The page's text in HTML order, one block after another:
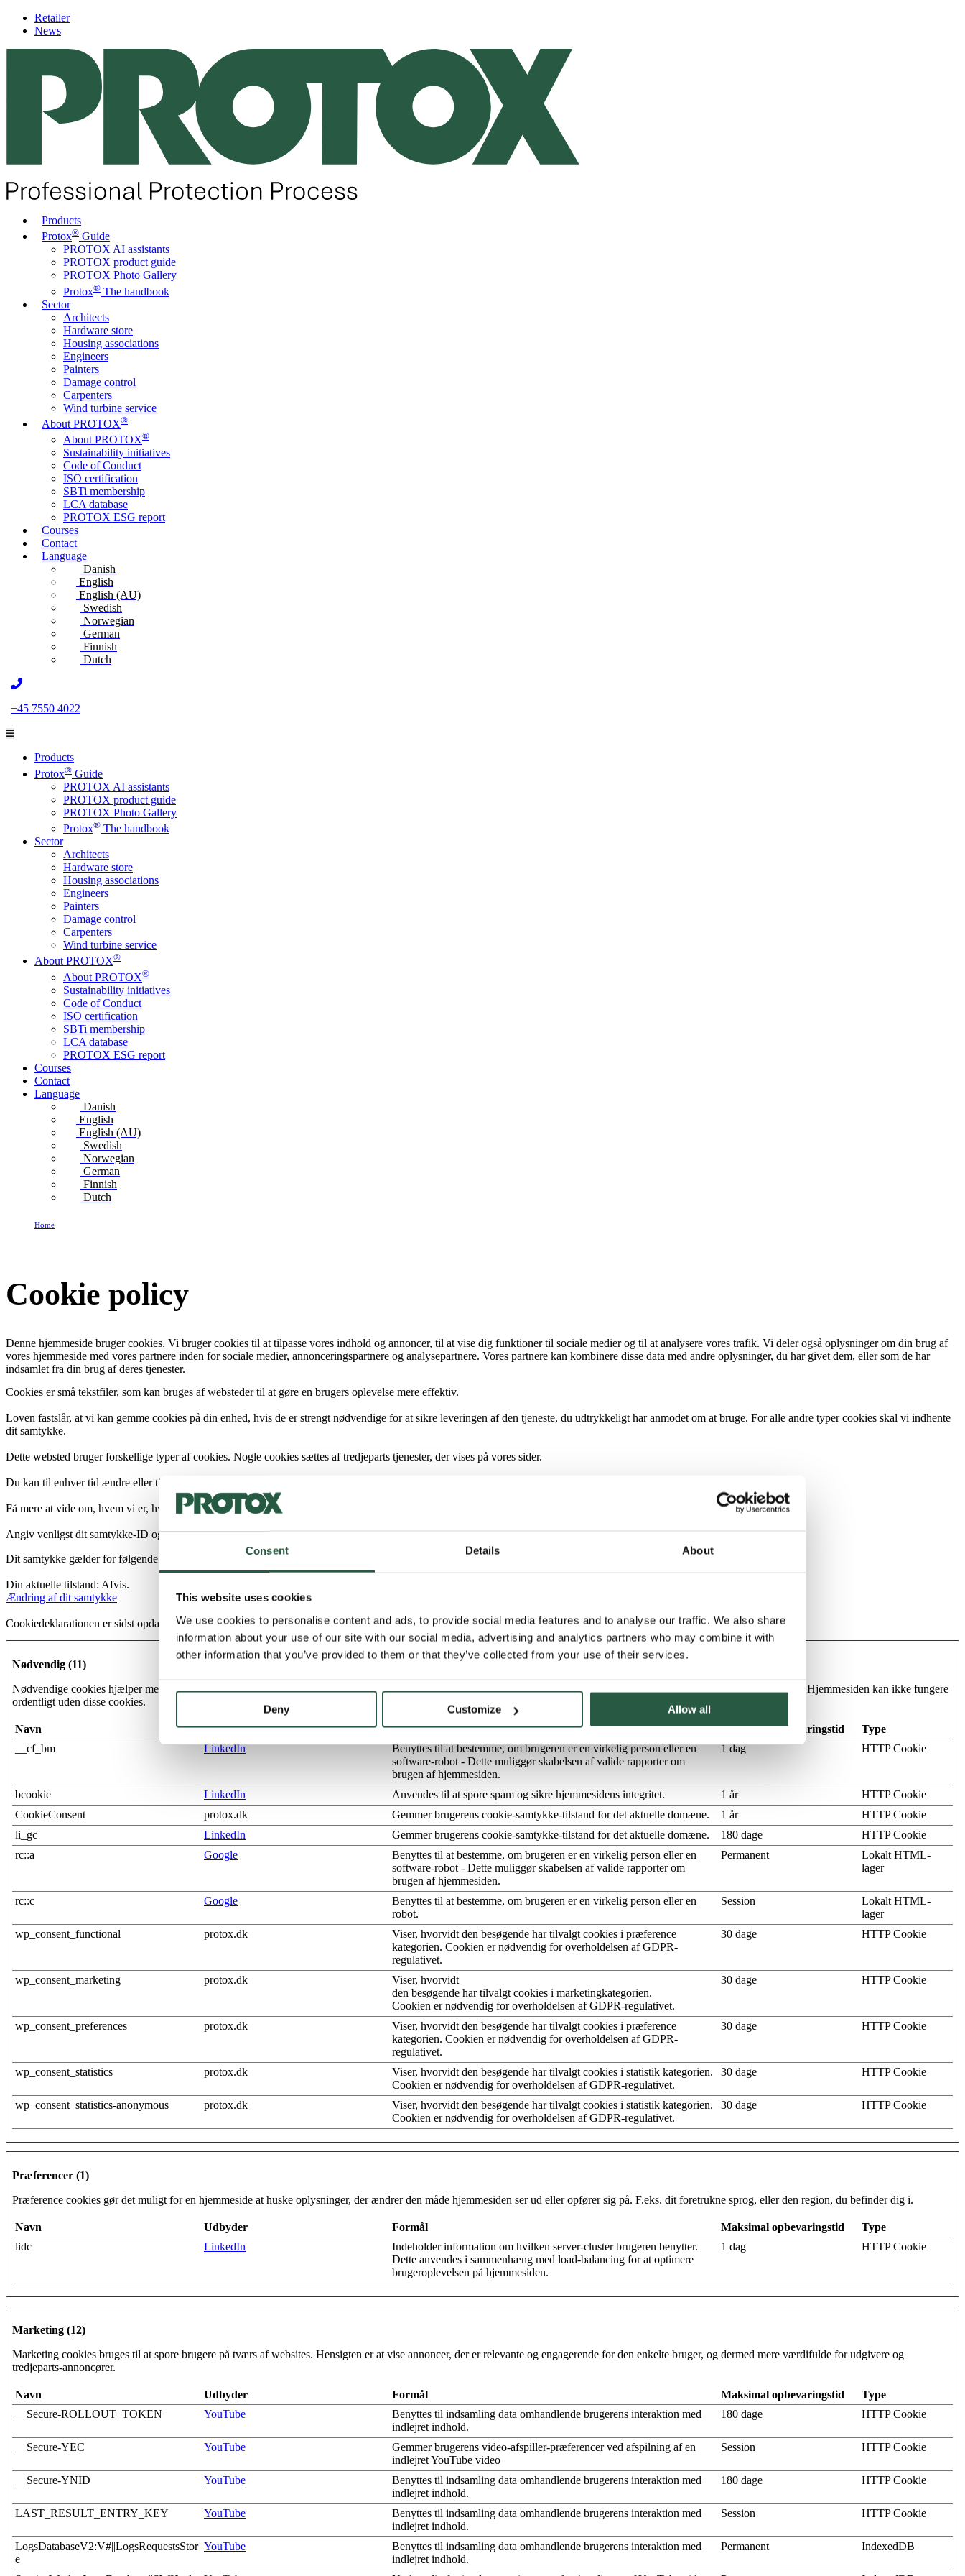
Consent Details About
This website uses cookies
We use cookies to personalise content and ads, to provide social media features and to analyse our traffic. We also share
information about your use of our site with our social media, advertising and analytics partners who may combine it with
other information that you’ve provided to them or that they’ve collected from your use of their services.
Deny Customize Allow all
Retailer
News
Products
Protox® Guide
PROTOX AI assistants
PROTOX product guide
PROTOX Photo Gallery
Protox® The handbook
Sector
Architects
Hardware store
Housing associations
Engineers
Painters
Damage control
Carpenters
Wind turbine service
About PROTOX®
About PROTOX®
Sustainability initiatives
Code of Conduct
ISO certification
SBTi membership
LCA database
PROTOX ESG report
Courses
Contact
Language
Danish
English
English (AU)
Swedish
Norwegian
German
Finnish
Dutch
+45 7550 4022
Products
Protox® Guide
PROTOX AI assistants
PROTOX product guide
PROTOX Photo Gallery
Protox® The handbook
Sector
Architects
Hardware store
Housing associations
Engineers
Painters
Damage control
Carpenters
Wind turbine service
About PROTOX®
About PROTOX®
Sustainability initiatives
Code of Conduct
ISO certification
SBTi membership
LCA database
PROTOX ESG report
Courses
Contact
Language
Danish
English
English (AU)
Swedish
Norwegian
German
Finnish
Dutch
Home
Cookie policy
Denne hjemmeside bruger cookies. Vi bruger cookies til at tilpasse vores indhold og annoncer, til at vise dig funktioner til sociale medier og til at analysere vores trafik. Vi deler også oplysninger om din brug af
vores hjemmeside med vores partnere inden for sociale medier, annonceringspartnere og analysepartnere. Vores partnere kan kombinere disse data med andre oplysninger, du har givet dem, eller som de har
indsamlet fra din brug af deres tjenester.
Cookies er små tekstfiler, som kan bruges af websteder til at gøre en brugers oplevelse mere effektiv.
Loven fastslår, at vi kan gemme cookies på din enhed, hvis de er strengt nødvendige for at sikre leveringen af den tjeneste, du udtrykkeligt har anmodet om at bruge. For alle andre typer cookies skal vi indhente
dit samtykke.
Dette websted bruger forskellige typer af cookies. Nogle cookies sættes af tredjeparts tjenester, der vises på vores sider.
Du kan til enhver tid ændre eller tilbagetrække dit samtykke fra Cookiedeklarationen på vores hjemmeside.
Få mere at vide om, hvem vi er, hvordan du kan kontakte os, og hvordan vi behandler persondata i vores Privatlivspolitik.
Angiv venligst dit samtykke-ID og -dato, når du kontakter os angående dit samtykke.
Dit samtykke gælder for følgende domæner: protox.dk
Din aktuelle tilstand: Afvis.
Ændring af dit samtykke
Cookiedeklarationen er sidst opdateret d. 05/08/2026 af Cookiebot:
Nødvendig (11)
Nødvendige cookies hjælper med at gøre en hjemmeside brugbar ved at aktivere grundlæggende funktioner såsom side-navigation og adgang til sikre områder af hjemmesiden. Hjemmesiden kan ikke fungere
ordentligt uden disse cookies.
Navn Udbyder Formål Maksimal opbevaringstid
Type
__cf_bm
LinkedIn
Benyttes til at bestemme, om brugeren er en virkelig person eller en
software-robot - Dette muliggør skabelsen af valide rapporter om
brugen af hjemmesiden.
1 dag HTTP Cookie
bcookie LinkedIn Anvendes til at spore spam og sikre hjemmesidens integritet. 1 år
HTTP Cookie
CookieConsent
protox.dk Gemmer brugerens cookie-samtykke-tilstand for det aktuelle domæne. 1 år
HTTP Cookie
li_gc
LinkedIn Gemmer brugerens cookie-samtykke-tilstand for det aktuelle domæne. 180 dage
HTTP Cookie
rc::a
Google
Benyttes til at bestemme, om brugeren er en virkelig person eller en
software-robot - Dette muliggør skabelsen af valide rapporter om
brugen af hjemmesiden.
Permanent
Lokalt HTML-
lager
rc::c Google
Benyttes til at bestemme, om brugeren er en virkelig person eller en
robot.
Session
Lokalt HTML-
lager
wp_consent_functional
protox.dk
Viser, hvorvidt den besøgende har tilvalgt cookies i præference
kategorien. Cookien er nødvendig for overholdelsen af GDPR-
regulativet.
30 dage HTTP Cookie
wp_consent_marketing protox.dk
Viser, hvorvidt
den besøgende har tilvalgt cookies i marketingkategorien.
Cookien er nødvendig for overholdelsen af GDPR-regulativet.
30 dage HTTP Cookie
wp_consent_preferences protox.dk
Viser, hvorvidt den besøgende har tilvalgt cookies i præference
kategorien. Cookien er nødvendig for overholdelsen af GDPR-
regulativet.
30 dage HTTP Cookie
wp_consent_statistics protox.dk
Viser, hvorvidt den besøgende har tilvalgt cookies i statistik kategorien.
Cookien er nødvendig for overholdelsen af GDPR-regulativet.
30 dage HTTP Cookie
wp_consent_statistics-anonymous protox.dk
Viser, hvorvidt den besøgende har tilvalgt cookies i statistik kategorien.
Cookien er nødvendig for overholdelsen af GDPR-regulativet.
30 dage HTTP Cookie
Præferencer (1)
Præference cookies gør det muligt for en hjemmeside at huske oplysninger, der ændrer den måde hjemmesiden ser ud eller opfører sig på. F.eks. dit foretrukne sprog, eller den region, du befinder dig i.
Navn Udbyder Formål Maksimal opbevaringstid
Type
lidc
LinkedIn
Indeholder information om hvilken server-cluster brugeren benytter.
Dette anvendes i sammenhæng med load-balancing for at optimere
brugeroplevelsen på hjemmesiden.
1 dag HTTP Cookie
Marketing (12)
Marketing cookies bruges til at spore brugere på tværs af websites. Hensigten er at vise annoncer, der er relevante og engagerende for den enkelte bruger, og dermed mere værdifulde for udgivere og
tredjeparts-annoncører.
Navn Udbyder Formål Maksimal opbevaringstid
Type
__Secure-ROLLOUT_TOKEN
YouTube
Benyttes til indsamling data omhandlende brugerens interaktion med
indlejret indhold.
180 dage HTTP Cookie
__Secure-YEC YouTube
Gemmer brugerens video-afspiller-præferencer ved afspilning af en
indlejret YouTube video
Session HTTP Cookie
__Secure-YNID YouTube
Benyttes til indsamling data omhandlende brugerens interaktion med
indlejret indhold.
180 dage HTTP Cookie
LAST_RESULT_ENTRY_KEY YouTube
Benyttes til indsamling data omhandlende brugerens interaktion med
indlejret indhold.
Session HTTP Cookie
LogsDatabaseV2:V#||LogsRequestsStor
e
YouTube
Benyttes til indsamling data omhandlende brugerens interaktion med
indlejret indhold.
Permanent IndexedDB